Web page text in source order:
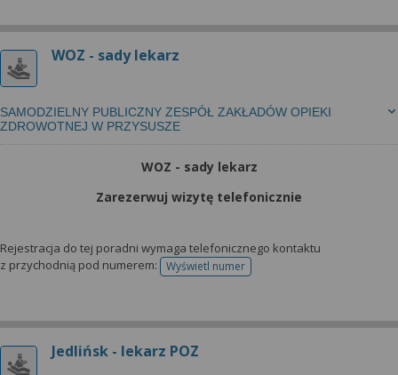
WOZ - sady lekarz
SAMODZIELNY PUBLICZNY ZESPÓŁ ZAKŁADÓW OPIEKI
ZDROWOTNEJ W PRZYSUSZE
WOZ - sady lekarz
Zarezerwuj wizytę telefonicznie
Rejestracja do tej poradni wymaga telefonicznego kontaktu
z przychodnią pod numerem:
Wyświetl numertelefonu do rejestracji
Jedlińsk - lekarz POZ